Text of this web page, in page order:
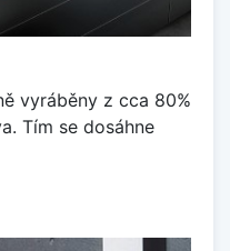
vyráběny z cca 80%
Tím se dosáhne